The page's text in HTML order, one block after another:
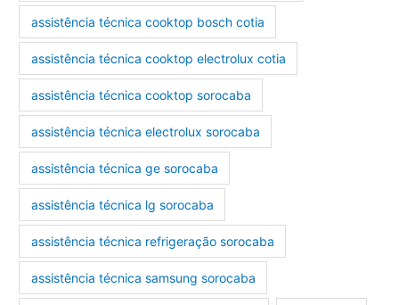
assistência técnica cooktop bosch cotia
assistência técnica cooktop electrolux cotia
assistência técnica cooktop sorocaba
assistência técnica electrolux sorocaba
assistência técnica ge sorocaba
assistência técnica lg sorocaba
assistência técnica refrigeração sorocaba
assistência técnica samsung sorocaba